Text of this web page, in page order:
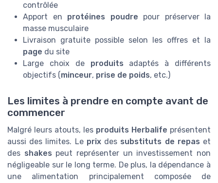
contrôlée
Apport en protéines poudre pour préserver la
masse musculaire
Livraison gratuite possible selon les offres et la
page du site
Large choix de produits adaptés à différents
objectifs (minceur, prise de poids, etc.)
Les limites à prendre en compte avant de
commencer
Malgré leurs atouts, les produits Herbalife présentent
aussi des limites. Le prixdes substituts de repas et
des shakes peut représenter un investissement non
négligeable sur le long terme. De plus, la dépendance à
une alimentation principalement composée de